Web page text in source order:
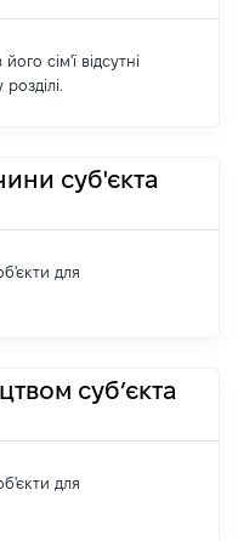
сім'ї відсутні
суб'єкта
для
суб’єкта
для